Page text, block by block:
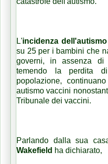
L'incidenza dell'autismo
su 25 per i bambini che
governi, in assenza di
temendo la perdita
popolazione,
autismo vaccini
Tribunale dei vaccini.
Parlando dalla sua
Wakefield ha dichiarato,